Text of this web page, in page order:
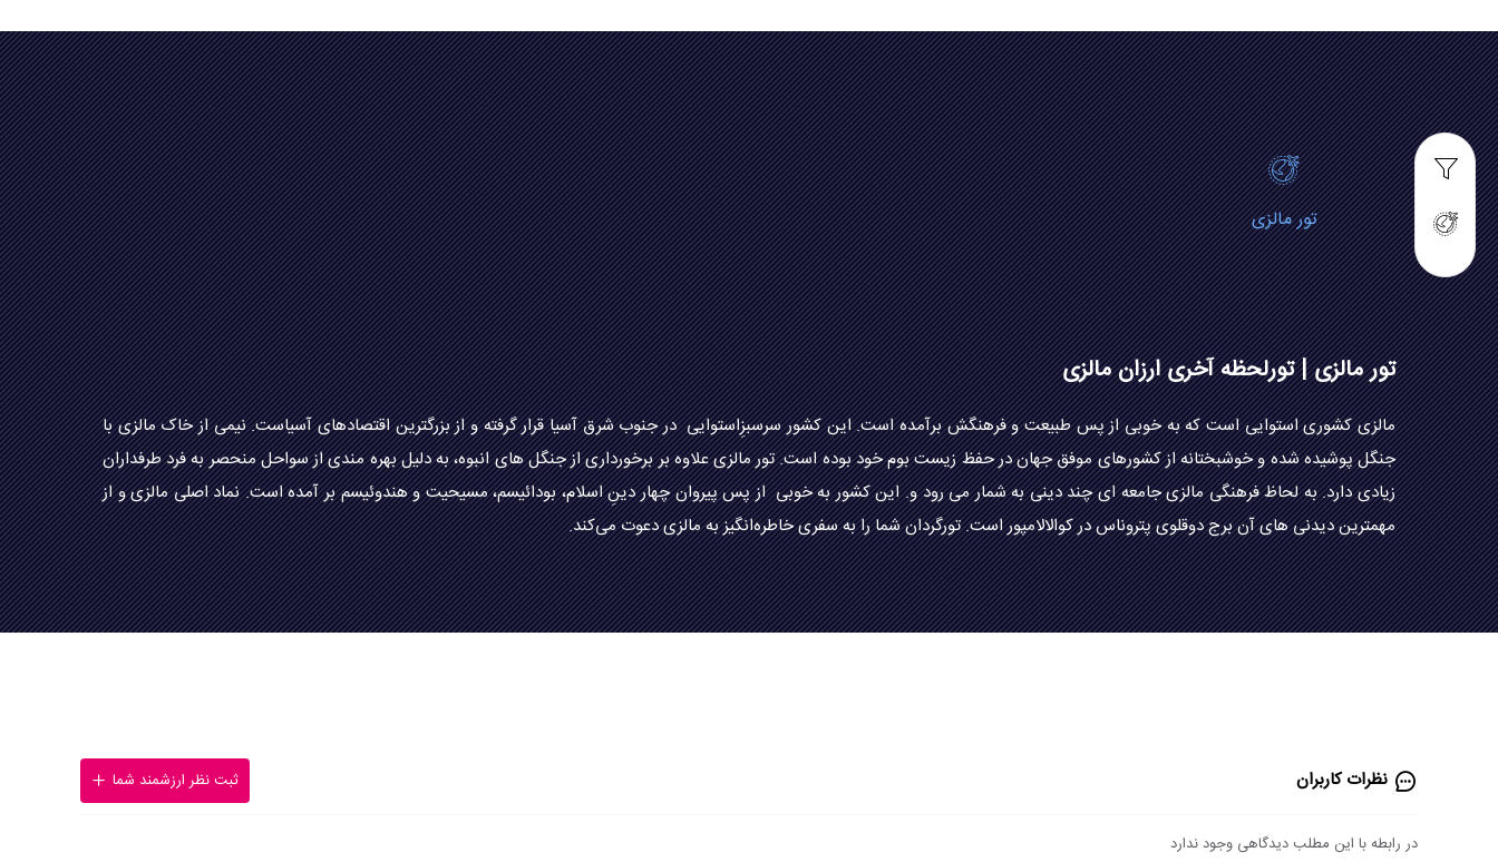
تور مالزی
تور مالزی | تورلحظه آخری ارزان مالزی
مالزی کشوری استوایی است که به خوبی از پس طبیعت و فرهنگش برآمده است. این کشور سرسبزِاستوایی در جنوب شرق آسیا قرار گرفته و از بزرگترین اقتصادهای آسیاست. نیمی از خاک مالزی با
جنگل پوشیده شده و خوشبختانه از کشورهای موفق جهان در حفظ زیست بوم خود بوده است. تور مالزی علاوه بر برخورداری از جنگل های انبوه، به دلیل بهره مندی از سواحل منحصر به فرد طرفداران
زیادی دارد. به لحاظ فرهنگی مالزی جامعه ای چند دینی به شمار می رود و. این کشور به خوبی از پس پیروان چهار دینِ اسلام، بودائیسم، مسیحیت و هندوئیسم بر آمده است. نماد اصلی مالزی و از
مهمترین دیدنی های آن برج دوقلوی پتروناس در کوالالامپور است. تورگردان شما را به سفری خاطره‌انگیز به مالزی دعوت می‌کند.
نظرات کاربران ثبت نظر ارزشمند شما
در رابطه با این مطلب دیدگاهی وجود ندارد